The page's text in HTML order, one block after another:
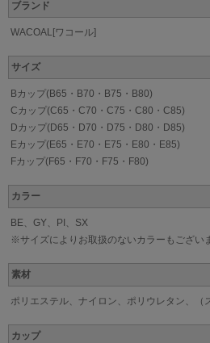
ブランド
WACOAL[ワコール]
サイズ
Bカップ(B65・B70・B75・B80)
Cカップ(C65・C70・C75・C80・C85)
Dカップ(D65・D70・D75・D80・D85)
Eカップ(E65・E70・E75・E80・E85)
Fカップ(F65・F70・F75・F80)
カラー
BE、GY、PI、SX
※サイズによりお取扱のないカラーもござい
素材
ポリエステル、ナイロン、ポリウレタン、（
カップ